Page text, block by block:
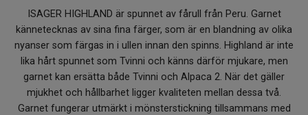
Ullprodukter
Presenter
Kakiskolan
ISAGER HIGHLAND är spunnet av fårull från Peru. Garnet
kännetecknas av sina fina färger, som är en blandning av olika
nyanser som färgas in i ullen innan den spinns. Highland är inte
lika hårt spunnet som Tvinni och känns därför mjukare, men
garnet kan ersätta både Tvinni och Alpaca 2. När det gäller
mjukhet och hållbarhet ligger kvaliteten mellan dessa två.
Garnet fungerar utmärkt i mönsterstickning tillsammans med